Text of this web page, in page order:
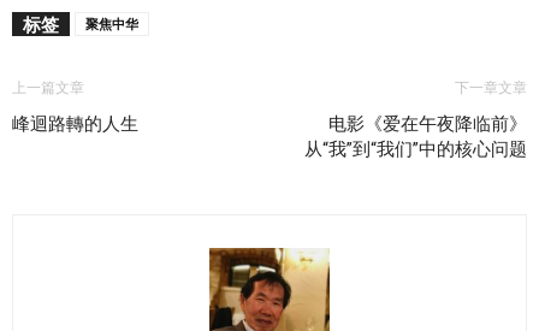
标签 聚焦中华
上一篇文章
峰迴路轉的人生
下一章文章
电影《爱在午夜降临前》
从“我”到“我们”中的核心问题